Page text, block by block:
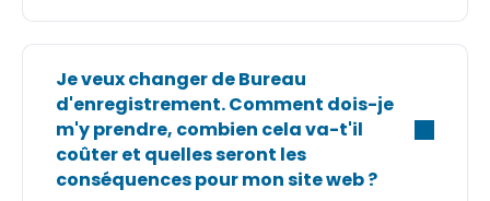
Je veux changer de Bureau
d'enregistrement. Comment dois-je
m'y prendre, combien cela va-t'il
coûter et quelles seront les
conséquences pour mon site web ?